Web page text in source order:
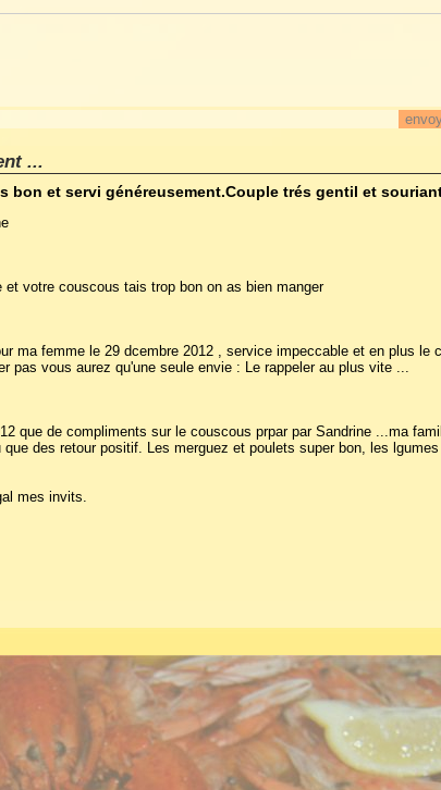
...
bon et servi généreusement.Couple trés gentil et
et votre couscous tais trop bon on as bien manger
ma femme le 29 dcembre 2012 , service impeccable et en plus le
pas vous aurez qu'une seule envie : Le rappeler au plus vite ...
que de compliments sur le couscous prpar par Sandrine ...ma
des retour positif. Les merguez et poulets super bon, les lgumes
mes invits.